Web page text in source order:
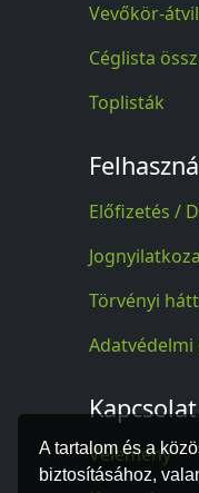
A tartalom és a
biztosításához,
Vevőkör-
Céglista
Toplisták
Előfizetés /
Törvényi
Kapcsolat
Vélemény